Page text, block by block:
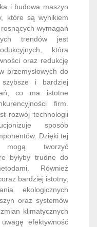
i budowa maszyn
które są wynikiem
wymagań
trendów jest
która
oraz redukcję
przemysłowych do
szybsze i bardziej
co ma istotne
firm.
rozwój technologii
sposób
Dzięki tej
mogą tworzyć
byłyby trudne do
Również
bardziej istotny,
ekologicznych
oraz systemów
klimatycznych
efektywność